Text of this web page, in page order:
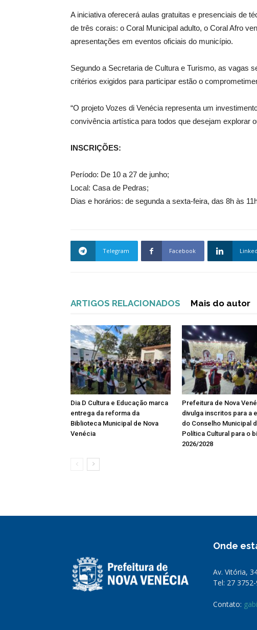
A iniciativa oferecerá aulas gratuitas e presenciais de
de três corais: o Coral Municipal adulto, o Coral Afro
apresentações em eventos oficiais do município.
Segundo a Secretaria de Cultura e Turismo, as vagas
critérios exigidos para participar estão o
“O projeto Vozes di Venécia representa um
convivência artística para todos que desejam explorar
INSCRIÇÕES:
Período: De 10 a 27 de junho;
Local: Casa de Pedras;
Dias e horários: de segunda a sexta-feira, das 8h às
Telegram Facebook
ARTIGOS RELACIONADOS Mais do autor
Dia D Cultura e Educação marca
entrega da reforma da
Biblioteca Municipal de Nova
Venécia
Prefeitura de Nova
divulga inscritos para a
do Conselho Municipal
Política Cultural para o
2026/2028
Onde
Av. Vitória,
Tel: 27
Contato: